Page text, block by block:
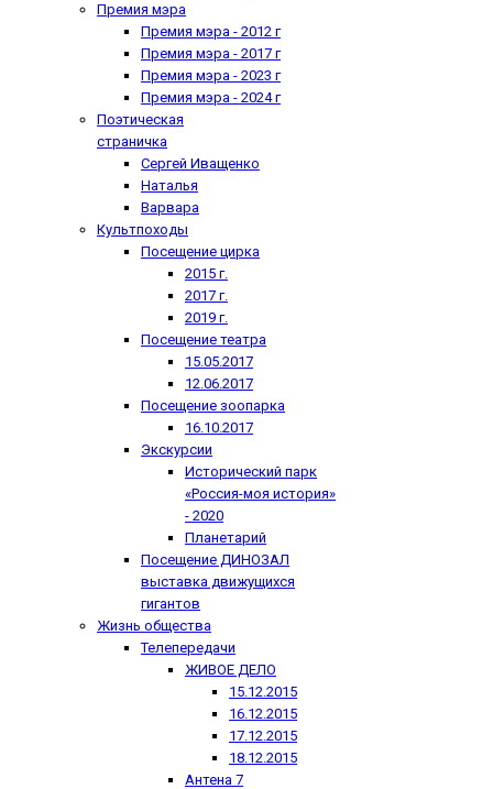
Премия мэра
Премия мэра - 2012 г
Премия мэра - 2017 г
Премия мэра - 2023 г
Премия мэра - 2024 г
Поэтическая
страничка
Сергей Иващенко
Наталья
Варвара
Культпоходы
Посещение цирка
2015 г.
2017 г.
2019 г.
Посещение театра
15.05.2017
12.06.2017
Посещение зоопарка
16.10.2017
Экскурсии
Исторический парк
«Россия-моя история»
- 2020
Планетарий
Посещение ДИНОЗАЛ
выставка движущихся
гигантов
Жизнь общества
Телепередачи
ЖИВОЕ ДЕЛО
15.12.2015
16.12.2015
17.12.2015
18.12.2015
Антена 7